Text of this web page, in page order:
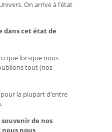
On arrive à l’état
dans cet état de
que lorsque nous
tout (nos
la plupart d’entre
de nos
nous nous